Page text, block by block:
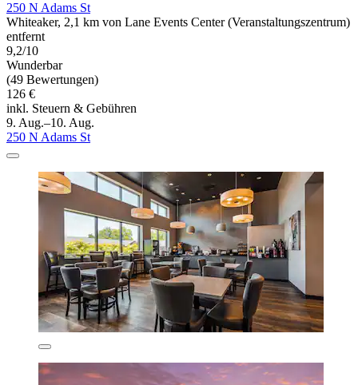
250 N Adams St
Whiteaker, 2,1 km von Lane Events Center (Veranstaltungszentrum)
entfernt
9,2/10
Wunderbar
(49 Bewertungen)
126 €
inkl. Steuern & Gebühren
9. Aug.–10. Aug.
250 N Adams St